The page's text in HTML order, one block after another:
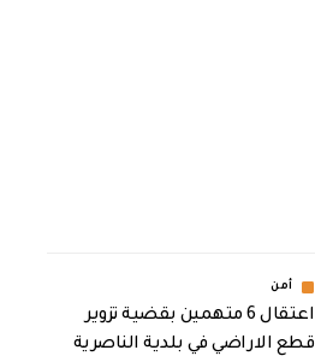
أمن
اعتقال 6 متهمين بقضية تزوير
قطع الاراضي في بلدية الناصرية